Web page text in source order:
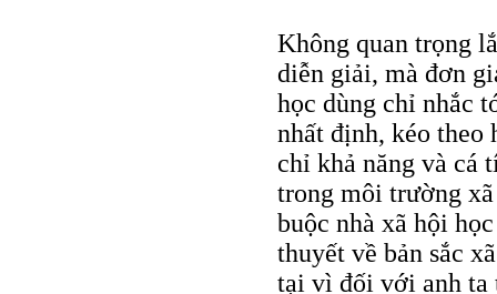
Không quan trọng
diễn giải, mà đơn
học dùng chỉ nhắc
nhất định, kéo theo
chỉ khả năng và cá
trong môi trường
buộc nhà xã hội
thuyết về bản sắc
tại vì đối với anh ta